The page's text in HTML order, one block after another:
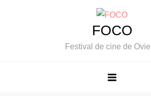
FOCO
Festival de cine de